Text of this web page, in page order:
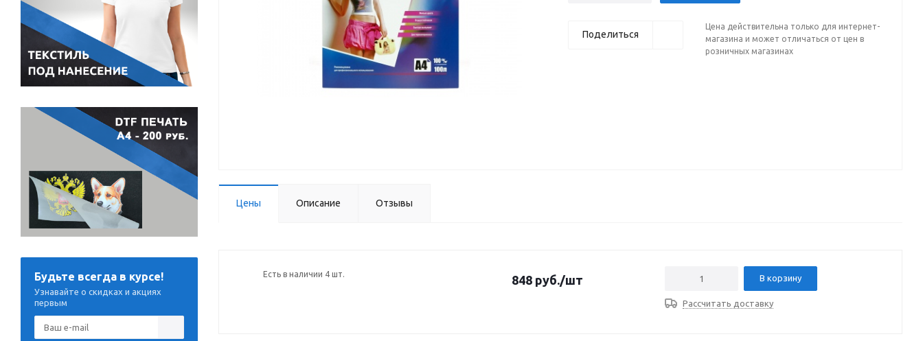
Поделиться
Цена действительна только для интернет-
магазина и может отличаться от цен в
розничных магазинах
Цены Описание Отзывы
Есть в наличии 4 шт. 848 руб./шт В корзину
Рассчитать доставку
Будьте всегда в курсе!
Узнавайте о скидках и акциях
первым